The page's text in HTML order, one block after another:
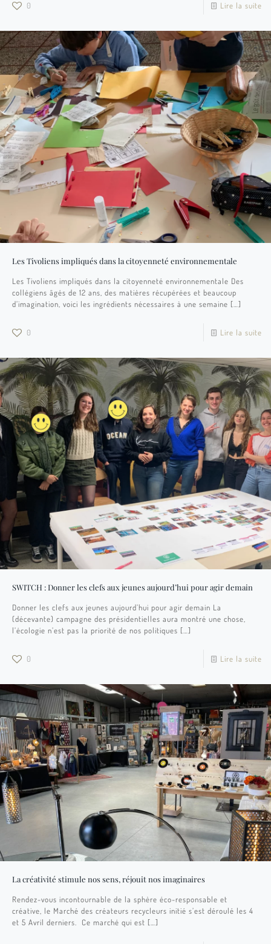
0 Lire la suite
Les Tivoliens impliqués dans la citoyenneté environnementale
Les Tivoliens impliqués dans la citoyenneté environnementale Des
collégiens âgés de 12 ans, des matières récupérées et beaucoup
d’imagination, voici les ingrédients nécessaires à une semaine […]
0 Lire la suite
SWITCH : Donner les clefs aux jeunes aujourd’hui pour agir demain​
Donner les clefs aux jeunes aujourd’hui pour agir demain La
(décevante) campagne des présidentielles aura montré une chose,
l’écologie n’est pas la priorité de nos politiques […]
0 Lire la suite
La créativité stimule nos sens, réjouit nos imaginaires
Rendez-vous incontournable de la sphère éco-responsable et
créative, le Marché des créateurs recycleurs initié s’est déroulé les 4
et 5 Avril derniers. Ce marché qui est […]